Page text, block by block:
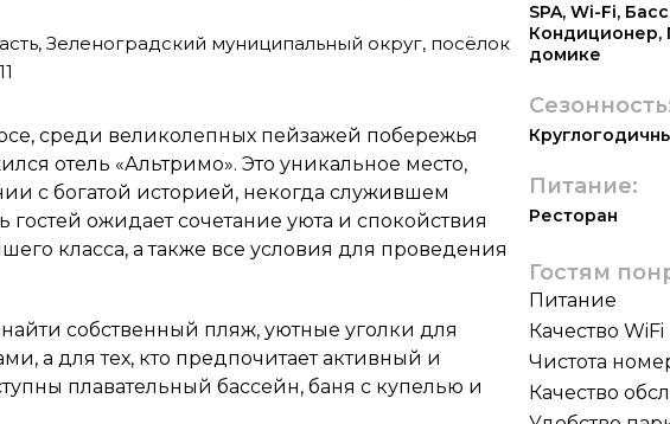
Зеленоградский муниципальный округ, посёлок
среди великолепных пейзажей побережья
отель «Альтримо». Это уникальное место,
с богатой историей, некогда служившем
ожидает сочетание уюта и спокойствия
класса, а также все условия для проведения
собственный пляж, уютные уголки для
а для тех, кто предпочитает активный и
плавательный бассейн, баня с купелью и
SPA, Wi-Fi,
Кондиционер,
домике
Питание:
Ресторан
Гостям
Питание
Качество WiFi
Чистота
Качество